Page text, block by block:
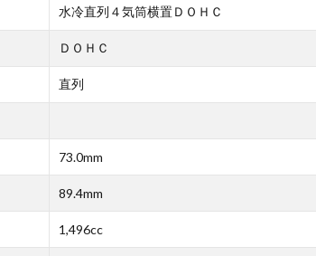
水冷直列４気筒横置ＤＯＨＣ
ＤＯＨＣ
直列
73.0mm
89.4mm
1,496cc